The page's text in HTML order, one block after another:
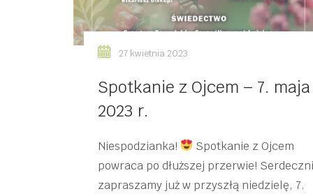
27 kwietnia 2023
Spotkanie z Ojcem – 7. maja
2023 r.
Niespodzianka!
Spotkanie z Ojcem
powraca po dłuższej przerwie!
zapraszamy już w przyszłą niedzielę, 7.